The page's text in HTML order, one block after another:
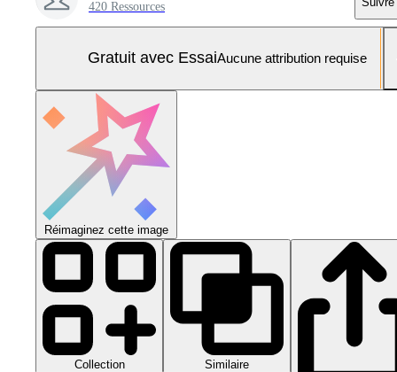
420 Ressources
Gratuit avec EssaiAucune attribution requise
Réimaginez cette image
Collection Similaire